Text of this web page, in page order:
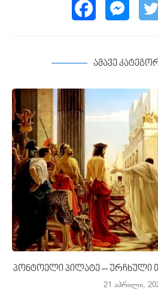
ამავე
პონტოელი პილატე – ურჩხული
21 აპრილი,